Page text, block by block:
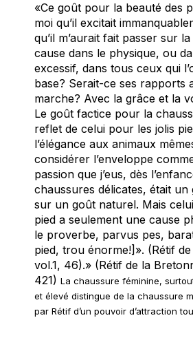
«Ce goût pour la beauté des
moi qu’il excitait
qu’il m’aurait fait passer sur
cause dans le physique, ou
excessif, dans tous ceux qui
base? Serait-ce ses rapports
marche? Avec la grâce et la
Le goût factice pour la
reflet de celui pour les jolis
l’élégance aux animaux
considérer l’enveloppe
passion que j’eus, dès
chaussures délicates, était
sur un goût naturel. Mais
pied a seulement une cause
le proverbe, parvus pes,
pied, trou énorme!]». (Rétif
vol.1, 46).» (Rétif de la
421) La chaussure féminine,
et élevé distingue de la chaussure
par Rétif d’un pouvoir d’attraction